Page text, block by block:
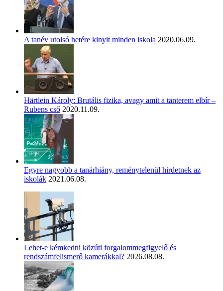
A tanév utolsó hetére kinyit minden iskola 2020.06.09.
Härtlein Károly: Brutális fizika, avagy amit a tanterem elbír –
Rubens cső 2020.11.09.
Egyre nagyobb a tanárhiány, reménytelenül hirdetnek az
iskolák 2021.06.08.
Lehet-e kémkedni közúti forgalommegfigyelő és
rendszámfelismerő kamerákkal? 2026.08.08.